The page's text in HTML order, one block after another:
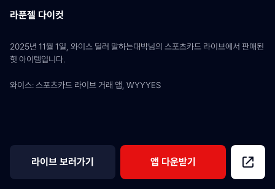
라푼젤 다이컷
2025년 11월 1일, 와이스 딜러 말하는대박님의 스포츠카드 라이브에서 판매된
힛 아이템입니다.
와이스: 스포츠카드 라이브 거래 앱, WYYYES
라이브 보러가기 앱 다운받기